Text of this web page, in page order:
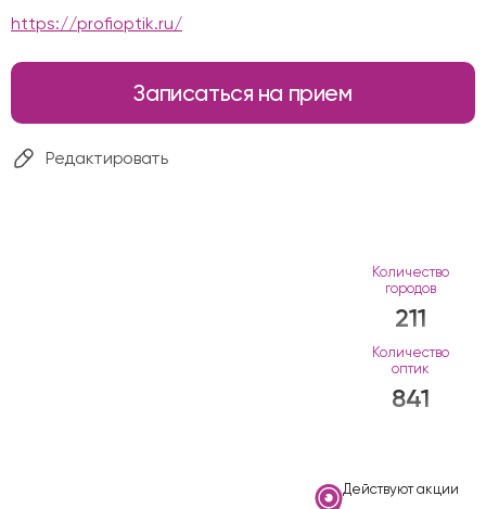
https://profioptik.ru/
Записаться на прием
Редактировать
Количество
городов
211
Количество
оптик
841
Действуют акции